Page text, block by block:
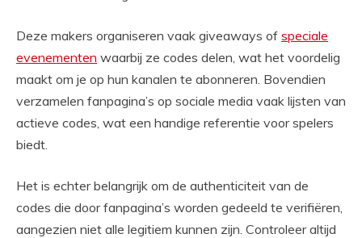
Deze makers organiseren vaak giveaways of speciale
evenementen waarbij ze codes delen, wat het voordelig
maakt om je op hun kanalen te abonneren. Bovendien
verzamelen fanpagina’s op sociale media vaak lijsten van
actieve codes, wat een handige referentie voor spelers
biedt.
Het is echter belangrijk om de authenticiteit van de
codes die door fanpagina’s worden gedeeld te verifiëren,
aangezien niet alle legitiem kunnen zijn. Controleer altijd